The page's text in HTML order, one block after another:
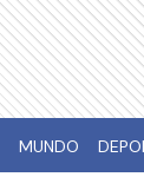
MUNDO